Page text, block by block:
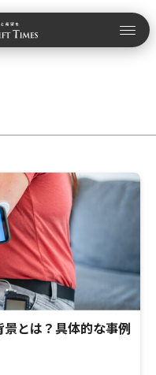
とは？具体的な事例